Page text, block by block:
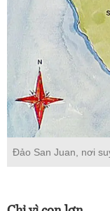
Đảo San Juan, nơi